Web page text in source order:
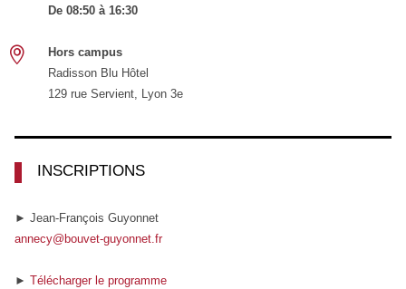
De 08:50 à 16:30
Hors campus
Radisson Blu Hôtel
129 rue Servient, Lyon 3e
INSCRIPTIONS
► Jean-François Guyonnet
annecy@bouvet-guyonnet.fr
► Télécharger le programme